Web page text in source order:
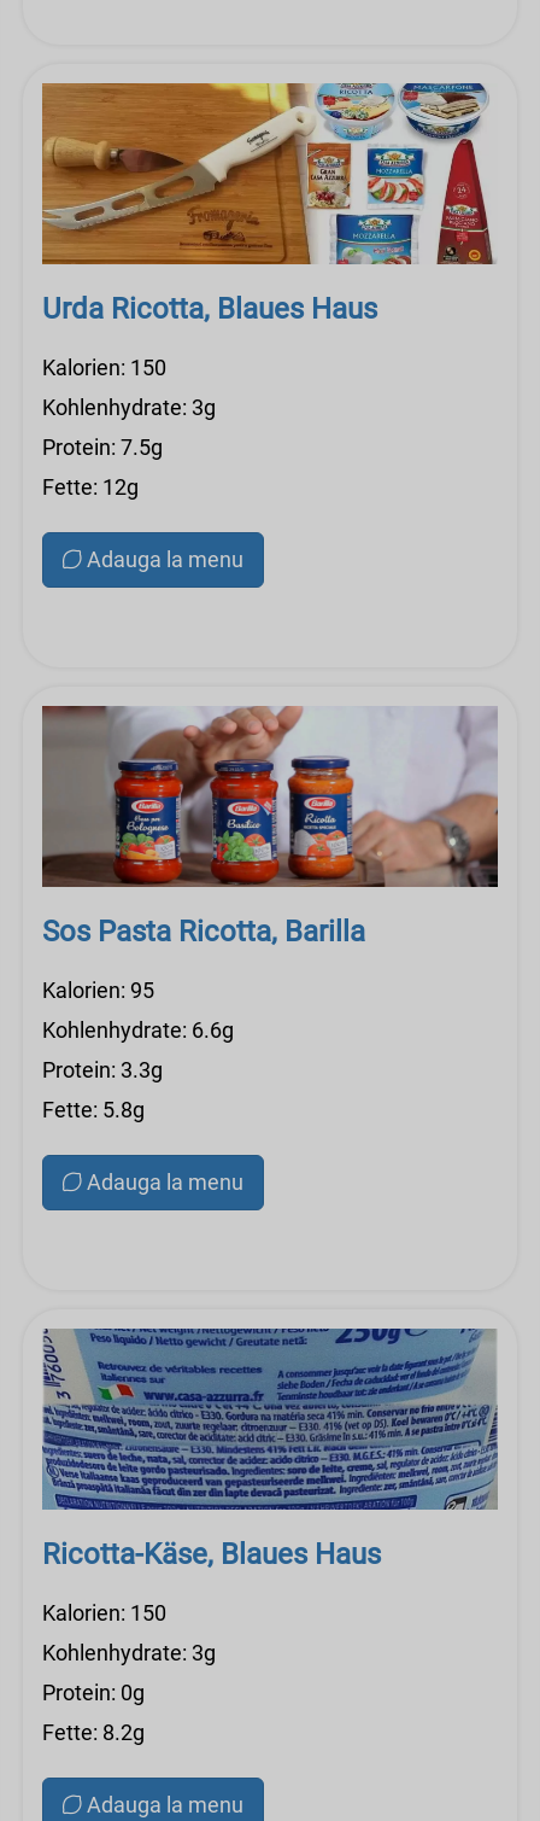
Urda Ricotta, Blaues Haus
Kalorien: 150
Kohlenhydrate: 3g
Protein: 7.5g
Fette: 12g
Adauga la menu
Sos Pasta Ricotta, Barilla
Kalorien: 95
Kohlenhydrate: 6.6g
Protein: 3.3g
Fette: 5.8g
Adauga la menu
Ricotta-Käse, Blaues Haus
Kalorien: 150
Kohlenhydrate: 3g
Protein: 0g
Fette: 8.2g
Adauga la menu